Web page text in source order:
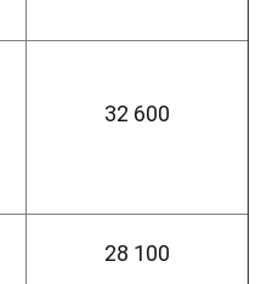
32 600
28 100